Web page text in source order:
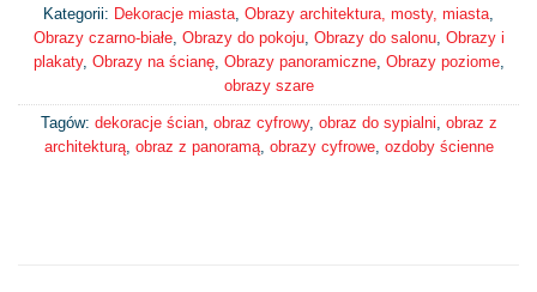
Kategorii: Dekoracje miasta Obrazy architektura, mosty, miasta
Obrazy czarno-białe, Obrazy do pokoju, Obrazy do salonu, Obrazy i
plakaty, Obrazy na ścianę, Obrazy panoramiczne, Obrazy poziome,
obrazy szare
Tagów: dekoracje ścian, obraz cyfrowy, obraz do sypialni obraz z
architekturą, obraz z panoramą, obrazy cyfrowe, ozdoby ścienne